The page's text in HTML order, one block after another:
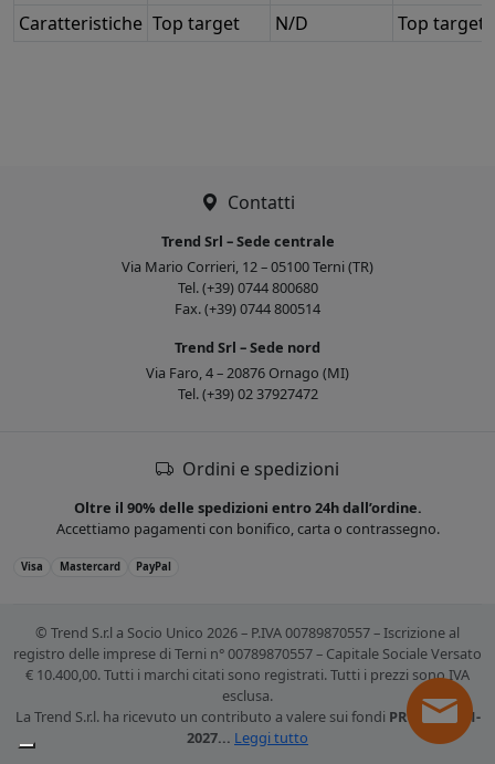
Caratteristiche Top target N/D Top target
Contatti
Trend Srl – Sede centrale
Via Mario Corrieri, 12 – 05100 Terni (TR)
Tel. (+39) 0744 800680
Fax. (+39) 0744 800514
Trend Srl – Sede nord
Via Faro, 4 – 20876 Ornago (MI)
Tel. (+39) 02 37927472
Ordini e spedizioni
Oltre il 90% delle spedizioni entro 24h dall’ordine.
Accettiamo pagamenti con bonifico, carta o contrassegno.
Visa Mastercard PayPal
© Trend S.r.l a Socio Unico 2026 – P.IVA 00789870557 – Iscrizione al
registro delle imprese di Terni n° 00789870557 – Capitale Sociale Versato
€ 10.400,00. Tutti i marchi citati sono registrati. Tutti i prezzi sono IVA
esclusa.
La Trend S.r.l. ha ricevuto un contributo a valere sui fondi PR FESR 2021-
2027... Leggi tutto